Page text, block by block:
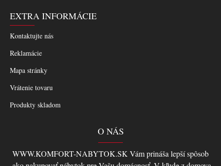
EXTRA INFORMÁCIE
Kontaktujte nás
Reklamácie
Mapa stránky
Vrátenie tovaru
Produkty skladom
O NÁS
WWW.KOMFORT-NABYTOK.SK Vám prináša lepší spôsob